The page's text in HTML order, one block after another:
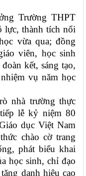
Trường THPT
lực, thành tích nổi
vừa qua; đồng
viên, học sinh
kết, sáng tạo,
vụ năm học
nhà trường thực
lễ kỷ niệm 80
dục Việt Nam
chào cờ trang
phát biểu khai
học sinh, chỉ đạo
danh hiệu cao